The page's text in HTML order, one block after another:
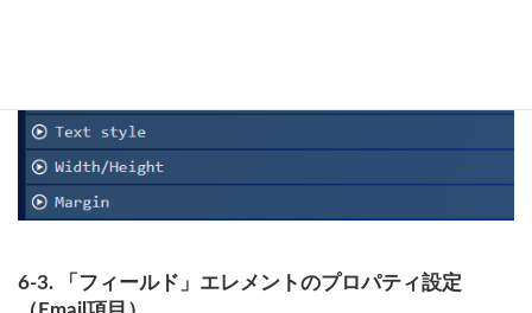
6-3. 「フィールド」エレメントのプロパティ設定